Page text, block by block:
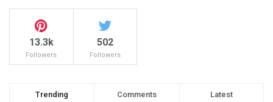
13.3k
Followers
502
Followers
Trending Comments Latest